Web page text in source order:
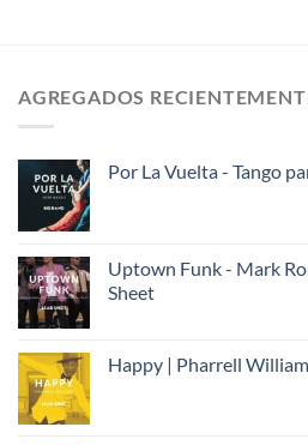
AGREGADOS
Por La Vuelta - Tango
Uptown Funk - Mark
Sheet
Happy | Pharrell